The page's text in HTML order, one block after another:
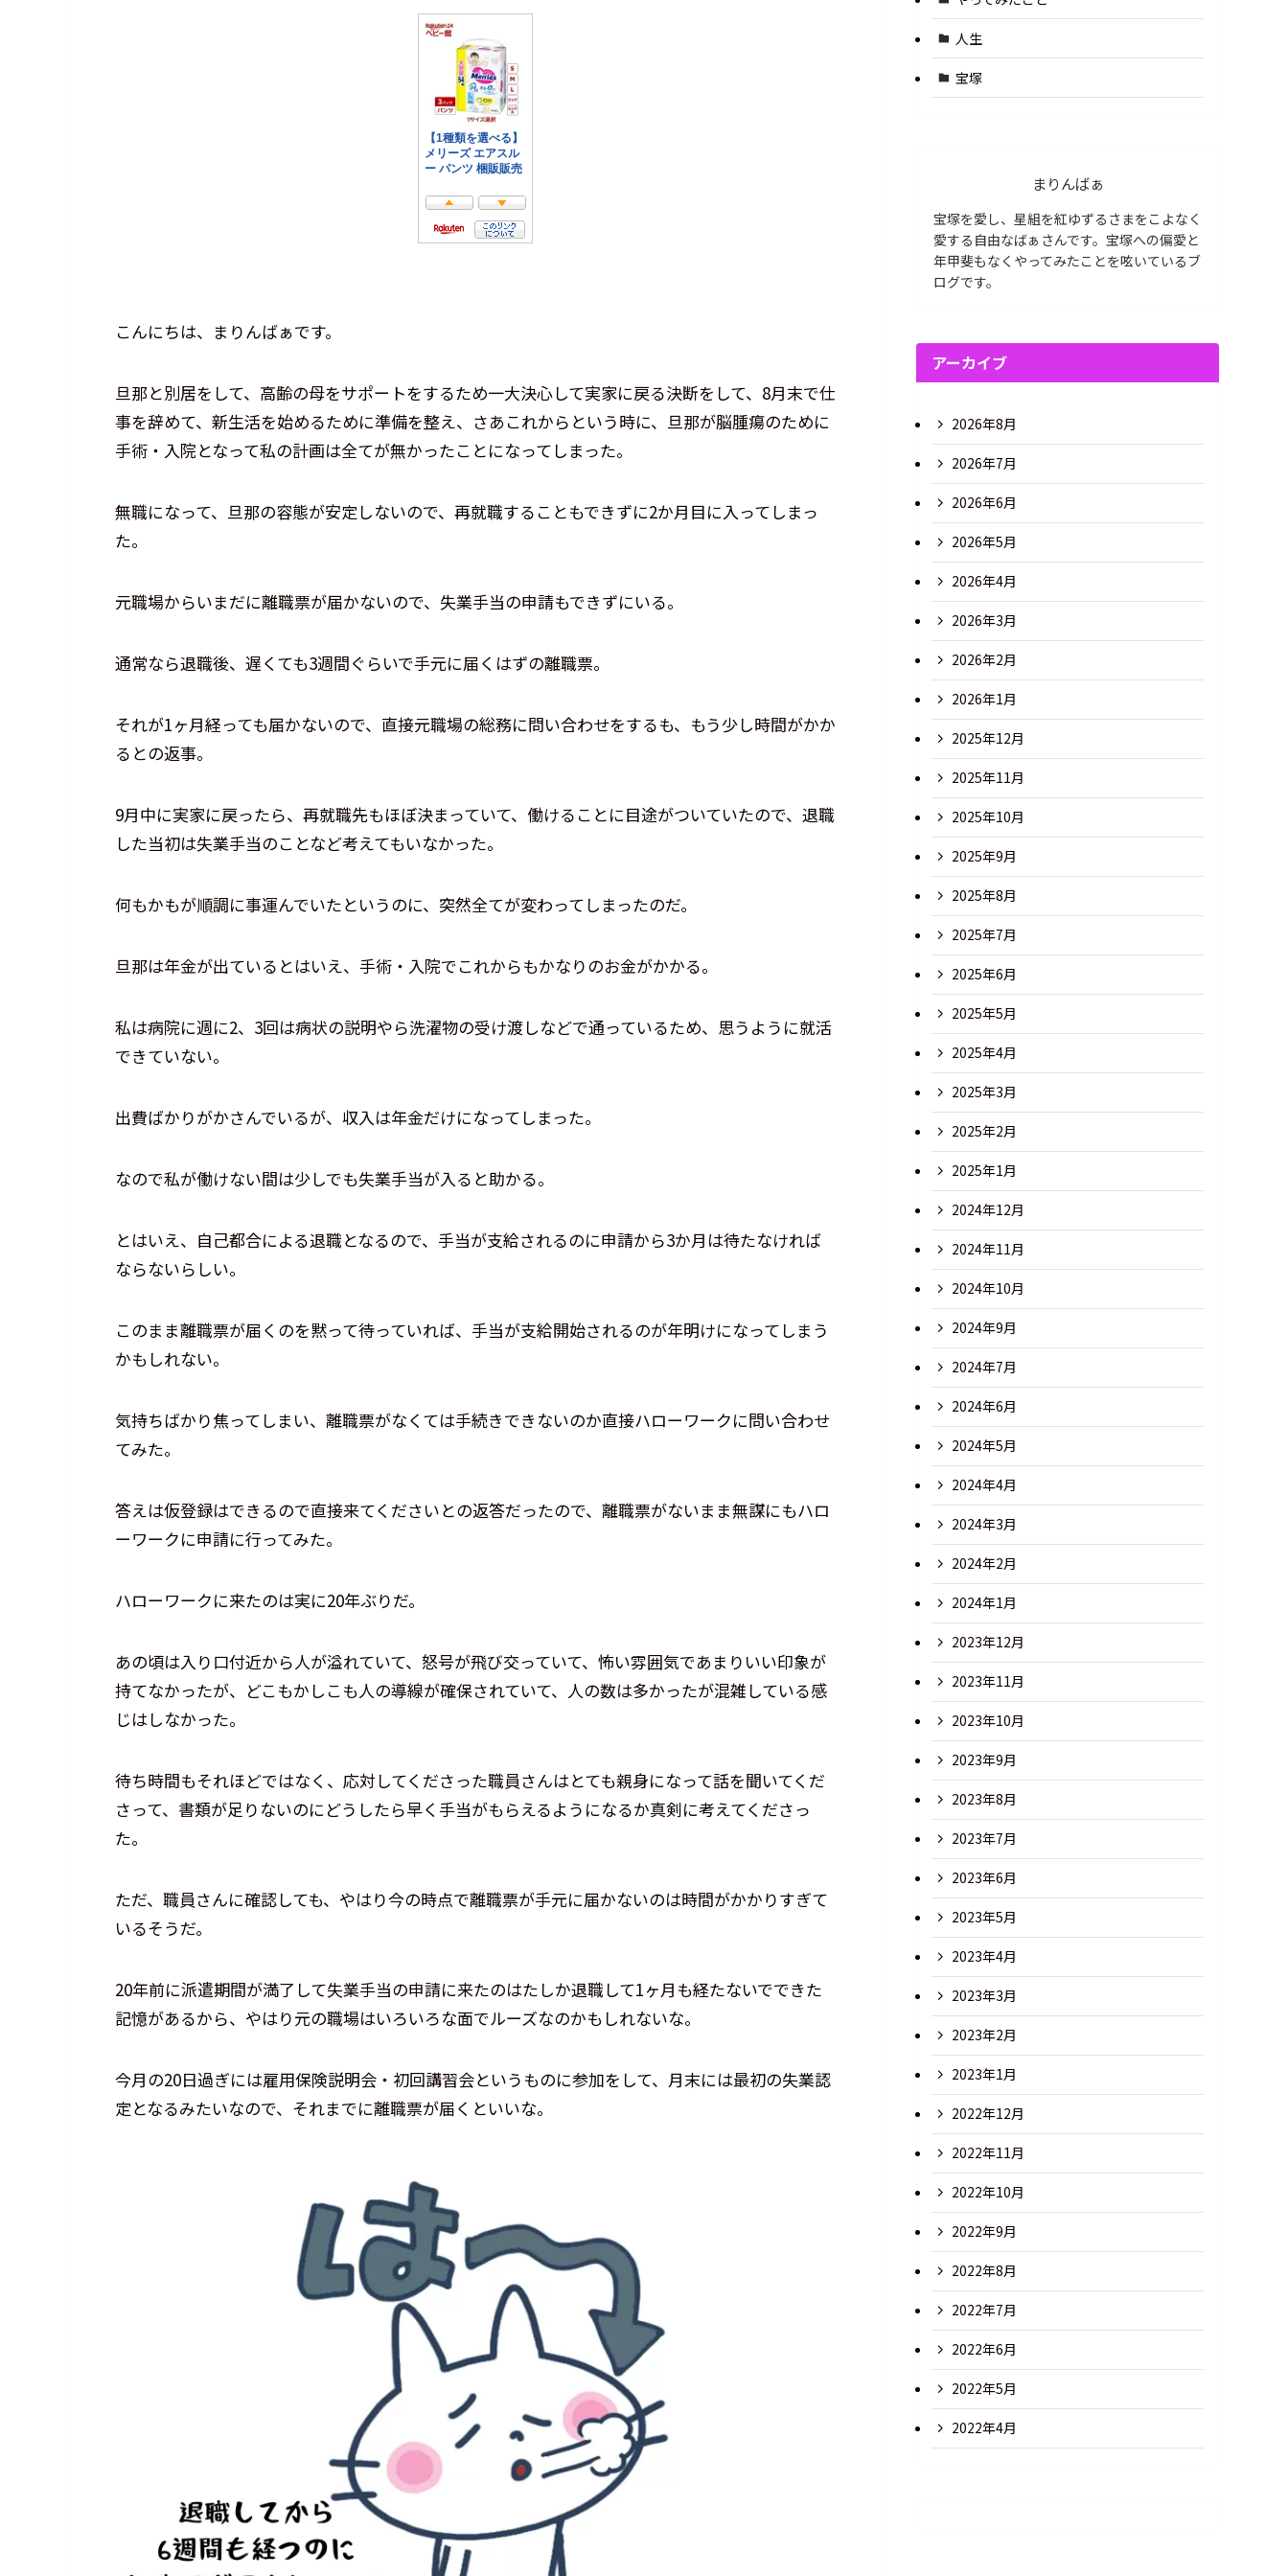
こんにちは、まりんばぁです。
旦那と別居をして、高齢の母をサポートをするため一大決心して実家に戻る決断をして、8月末で仕
事を辞めて、新生活を始めるために準備を整え、さあこれからという時に、旦那が脳腫瘍のために
手術・入院となって私の計画は全てが無かったことになってしまった。
無職になって、旦那の容態が安定しないので、再就職することもできずに2か月目に入ってしまっ
た。
元職場からいまだに離職票が届かないので、失業手当の申請もできずにいる。
通常なら退職後、遅くても3週間ぐらいで手元に届くはずの離職票。
それが1ヶ月経っても届かないので、直接元職場の総務に問い合わせをするも、もう少し時間がかか
るとの返事。
9月中に実家に戻ったら、再就職先もほぼ決まっていて、働けることに目途がついていたので、退職
した当初は失業手当のことなど考えてもいなかった。
何もかもが順調に事運んでいたというのに、突然全てが変わってしまったのだ。
旦那は年金が出ているとはいえ、手術・入院でこれからもかなりのお金がかかる。
私は病院に週に2、3回は病状の説明やら洗濯物の受け渡しなどで通っているため、思うように就活
できていない。
出費ばかりがかさんでいるが、収入は年金だけになってしまった。
なので私が働けない間は少しでも失業手当が入ると助かる。
とはいえ、自己都合による退職となるので、手当が支給されるのに申請から3か月は待たなければ
ならないらしい。
このまま離職票が届くのを黙って待っていれば、手当が支給開始されるのが年明けになってしまう
かもしれない。
気持ちばかり焦ってしまい、離職票がなくては手続きできないのか直接ハローワークに問い合わせ
てみた。
答えは仮登録はできるので直接来てくださいとの返答だったので、離職票がないまま無謀にもハロ
ーワークに申請に行ってみた。
ハローワークに来たのは実に20年ぶりだ。
あの頃は入り口付近から人が溢れていて、怒号が飛び交っていて、怖い雰囲気であまりいい印象が
持てなかったが、どこもかしこも人の導線が確保されていて、人の数は多かったが混雑している感
じはしなかった。
待ち時間もそれほどではなく、応対してくださった職員さんはとても親身になって話を聞いてくだ
さって、書類が足りないのにどうしたら早く手当がもらえるようになるか真剣に考えてくださっ
た。
ただ、職員さんに確認しても、やはり今の時点で離職票が手元に届かないのは時間がかかりすぎて
いるそうだ。
20年前に派遣期間が満了して失業手当の申請に来たのはたしか退職して1ヶ月も経たないでできた
記憶があるから、やはり元の職場はいろいろな面でルーズなのかもしれないな。
今月の20日過ぎには雇用保険説明会・初回講習会というものに参加をして、月末には最初の失業認
定となるみたいなので、それまでに離職票が届くといいな。
人生
宝塚
まりんばぁ
宝塚を愛し、星組を紅ゆずるさまをこよなく
愛する自由なばぁさんです。宝塚への偏愛と
年甲斐もなくやってみたことを呟いているブ
ログです。
アーカイブ
2026年8月
2026年7月
2026年6月
2026年5月
2026年4月
2026年3月
2026年2月
2026年1月
2025年12月
2025年11月
2025年10月
2025年9月
2025年8月
2025年7月
2025年6月
2025年5月
2025年4月
2025年3月
2025年2月
2025年1月
2024年12月
2024年11月
2024年10月
2024年9月
2024年7月
2024年6月
2024年5月
2024年4月
2024年3月
2024年2月
2024年1月
2023年12月
2023年11月
2023年10月
2023年9月
2023年8月
2023年7月
2023年6月
2023年5月
2023年4月
2023年3月
2023年2月
2023年1月
2022年12月
2022年11月
2022年10月
2022年9月
2022年8月
2022年7月
2022年6月
2022年5月
2022年4月